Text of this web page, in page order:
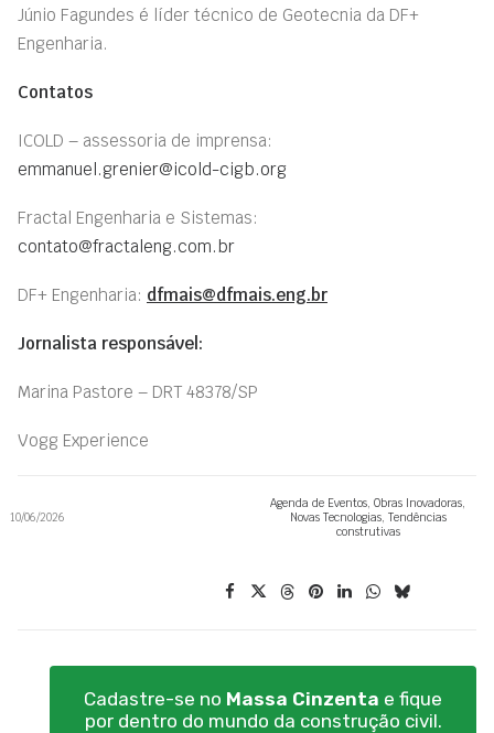
Júnio Fagundes é líder técnico de Geotecnia da DF+
Engenharia.
Contatos
ICOLD – assessoria de imprensa:
emmanuel.grenier@icold-cigb.org
Fractal Engenharia e Sistemas:
contato@fractaleng.com.br
DF+ Engenharia: dfmais@dfmais.eng.br
Jornalista responsável:
Marina Pastore – DRT 48378/SP
Vogg Experience
10/06/2026
Agenda de Eventos, Obras Inovadoras,
Novas Tecnologias, Tendências
construtivas
Cadastre-se no Massa Cinzenta e fique
por dentro do mundo da construção civil.